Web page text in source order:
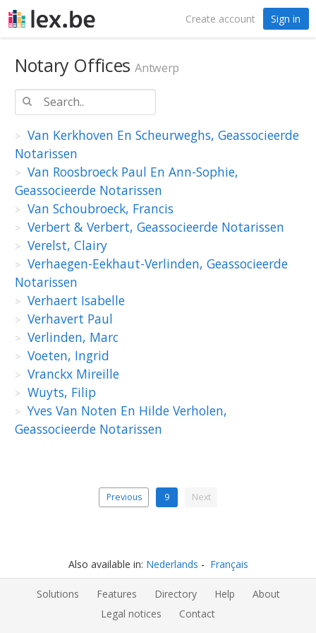
Create account Sign in
Notary OfficesAntwerp
Van Kerkhoven En Scheurweghs, Geassocieerde
Notarissen
Van Roosbroeck Paul En Ann-Sophie,
Geassocieerde Notarissen
Van Schoubroeck, Francis
Verbert & Verbert, Geassocieerde Notarissen
Verelst, Clairy
Verhaegen-Eekhaut-Verlinden, Geassocieerde
Notarissen
Verhaert Isabelle
Verhavert Paul
Verlinden, Marc
Voeten, Ingrid
Vranckx Mireille
Wuyts, Filip
Yves Van Noten En Hilde Verholen,
Geassocieerde Notarissen
Previous 9 Next
Also available in: Nederlands Français
Solutions Features Directory Help
About
Legal notices
Contact